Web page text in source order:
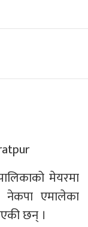
मेयरमा
नेकपा एमालेका
छन् ।